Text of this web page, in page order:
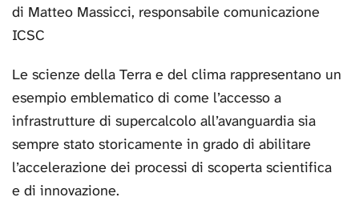
di Matteo Massicci, responsabile comunicazione
ICSC
Le scienze della Terra e del clima rappresentano un
esempio emblematico di come l’accesso a
infrastrutture di supercalcolo all’avanguardia sia
sempre stato storicamente in grado di abilitare
l’accelerazione dei processi di scoperta scientifica
e di innovazione.